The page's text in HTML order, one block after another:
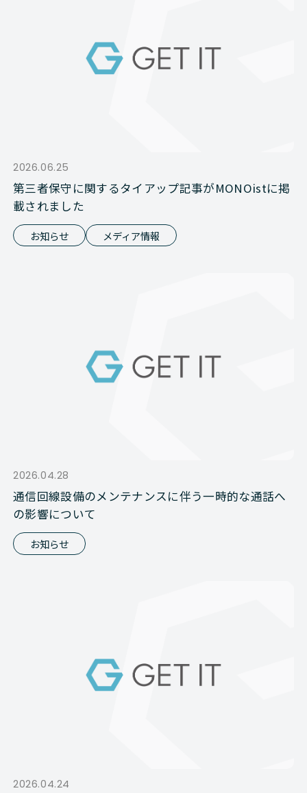
2026.06.25
第三者保守に関するタイアップ記事がMONOistに掲
載されました
お知らせ メディア情報
2026.04.28
通信回線設備のメンテナンスに伴う一時的な通話へ
の影響について
お知らせ
2026.04.24